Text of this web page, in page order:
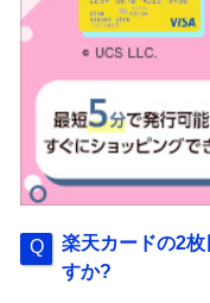
楽天カードの2
すか?